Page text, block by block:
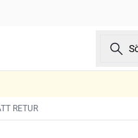
RETUR